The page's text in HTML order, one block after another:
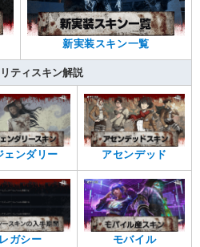
新実装スキン一覧
ティスキン解説
ェンダリー アセンデッド
レガシー モバイル